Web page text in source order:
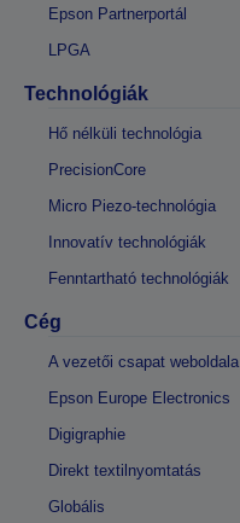
Epson Partnerportál
LPGA
Technológiák
Hő nélküli technológia
PrecisionCore
Micro Piezo-technológia
Innovatív technológiák
Fenntartható technológiák
Cég
A vezetői csapat weboldala
Epson Europe Electronics
Digigraphie
Direkt textilnyomtatás
Globális